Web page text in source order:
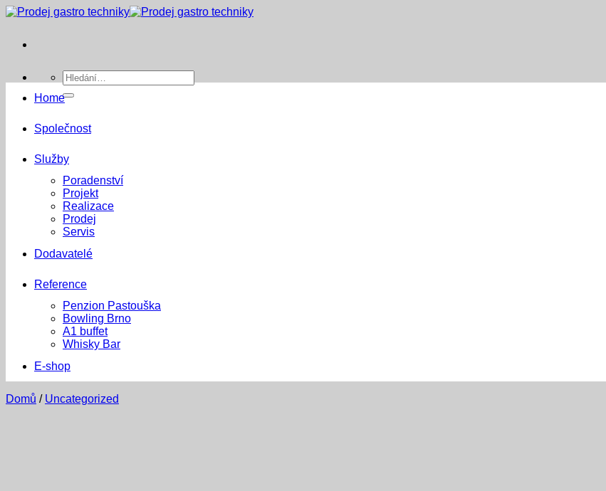
Přeskočit
Hledat:
Home
Společnost
Služby
Poradenství
Projekt
Realizace
Prodej
Servis
Dodavatelé
Reference
Penzion Pastouška
Bowling Brno
A1 buffet
Whisky Bar
E-shop
Domů / Uncategorized